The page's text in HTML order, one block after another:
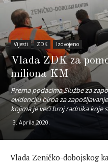
Vijesti ZDK Izdvojeno
Vlada ZDK za
miliona KM
Prema podacima Službe za
evidenciju biroa za
kojima je veći broj radnika koje
3. Aprila 2020.
Vlada Zeničko-dobojskog